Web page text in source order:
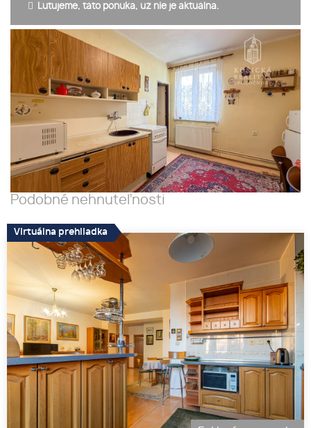
Ľutujeme, táto ponuka, už nie je aktuálna.
Podobné nehnuteľnosti
Virtuálna prehliadka